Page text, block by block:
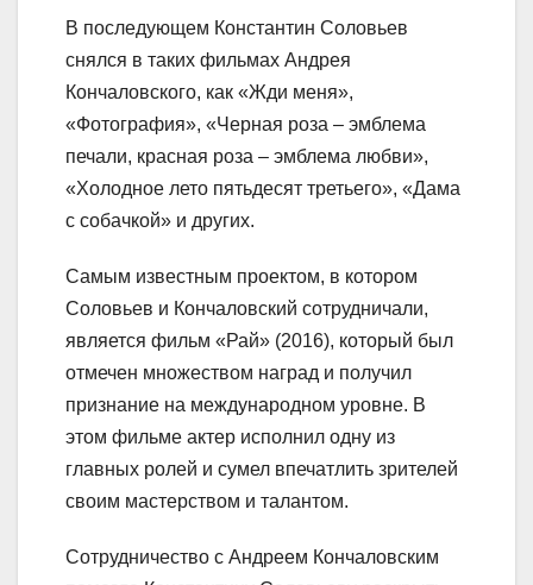
В последующем Константин Соловьев
снялся в таких фильмах Андрея
Кончаловского, как «Жди меня»,
«Фотография», «Черная роза – эмблема
печали, красная роза – эмблема любви»,
«Холодное лето пятьдесят третьего», «Дама
с собачкой» и других.
Самым известным проектом, в котором
Соловьев и Кончаловский сотрудничали,
является фильм «Рай» (2016), который был
отмечен множеством наград и получил
признание на международном уровне. В
этом фильме актер исполнил одну из
главных ролей и сумел впечатлить зрителей
своим мастерством и талантом.
Сотрудничество с Андреем Кончаловским